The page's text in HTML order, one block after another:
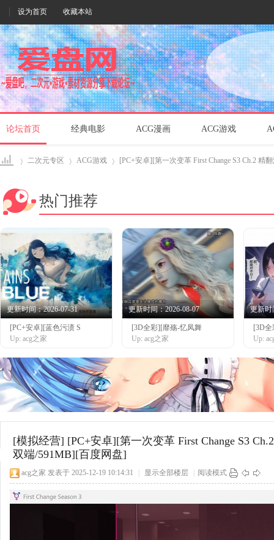
设为首页 收藏本站
论坛首页 经典电影 ACG漫画 ACG游戏
爱盘›
二次元专区
›
ACG游戏
›
[PC+安卓][第一次变革 First Change S3 Ch.2 精
热门推荐
更新时间：2026-07-31
[PC+安卓][蓝色污渍 S
Up: acg之家
更新时间：2026-08-07
[3D全彩][靡殇-忆凤舞
Up: acg之家
更新时
[3D
Up:
[模拟经营] [PC+安卓][第一次变革 First Change S3
双端/591MB][百度网盘]
acg之家 发表于 2025-12-19 10:14:31 显示全部楼层 阅读模式